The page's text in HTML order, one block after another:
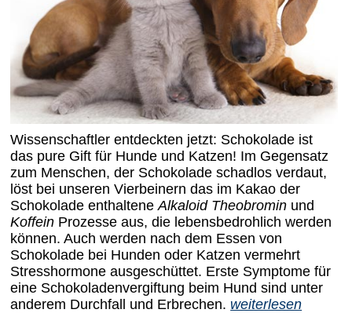
Wissenschaftler entdeckten jetzt: Schokolade ist
das pure Gift für Hunde und Katzen! Im Gegensatz
zum Menschen, der Schokolade schadlos verdaut,
löst bei unseren Vierbeinern das im Kakao der
Schokolade enthalteneAlkaloid Theobromin und
Koffein Prozesse aus, die lebensbedrohlich werden
können. Auch werden nach dem Essen von
Schokolade bei Hunden oder Katzen vermehrt
Stresshormone ausgeschüttet. Erste Symptome für
eine Schokoladenvergiftung beim Hund sind unter
anderem Durchfall und Erbrechen. weiterlesen